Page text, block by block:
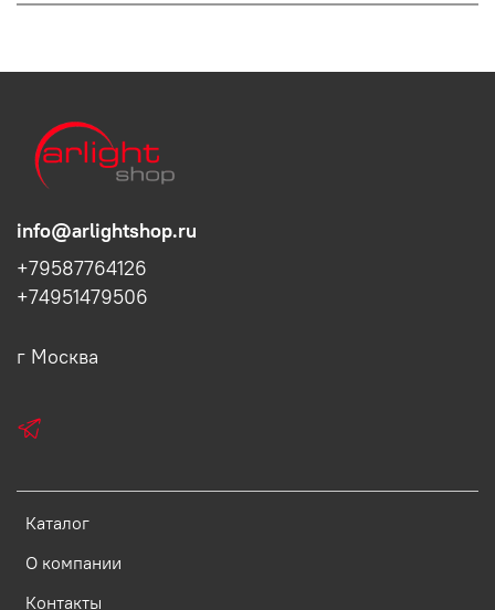
Каталог
О компании
Контакты
info@arlightshop.ru
+79587764126
+74951479506
г Москва